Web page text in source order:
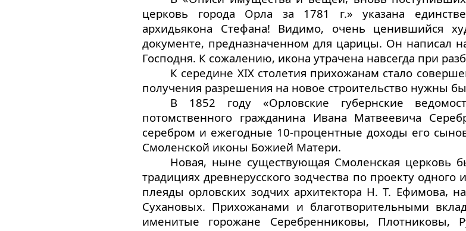
церковь города Орла за 1781 г.» указана
архидьякона Стефана! Видимо, очень ценившийся
документе, предназначенном для царицы. Он написал
Господня. К сожалению, икона утрачена навсегда при
К середине XIX столетия прихожанам стало
получения разрешения на новое строительство нужны
В 1852 году «Орловские губернские
потомственного гражданина Ивана Матвеевича
серебром и ежегодные 10-процентные доходы его
Смоленской иконы Божией Матери.
Новая, ныне существующая Смоленская церковь
традициях древнерусского зодчества по проекту
плеяды орловских зодчих архитектора Н. Т. Ефимова,
Сухановых. Прихожанами и благотворительными
именитые горожане Серебренниковы, Плотниковы,